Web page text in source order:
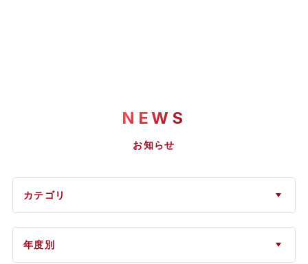
NEWS
お知らせ
カテゴリ
年度別